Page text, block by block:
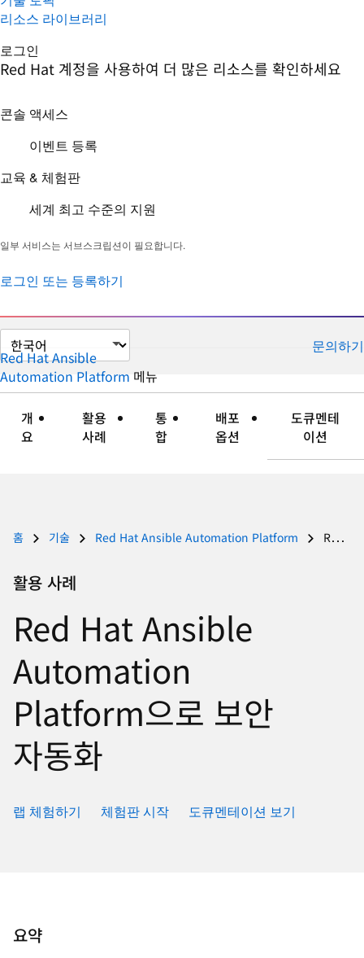
리소스 라이브러리
로그인
Red Hat 계정을 사용하여 더 많은 리소스를 확인하세요
콘솔 액세스
이벤트 등록
교육 & 체험판
세계 최고 수준의 지원
일부 서비스는 서브스크립션이 필요합니다.
로그인 또는 등록하기
페
이
지
언
문의하기
Red Hat Ansible
Automation Platform 메뉴
세
히
보
기
개
요
활용
사례
통
합
배포
옵션
도큐멘테
이션
홈 기술 Red Hat Ansible Automation Platform Red Hat Ansible Automation Platform으로 보안 자동화
활용 사례
Red Hat Ansible
Automation
Platform으로 보안
자동화
랩 체험하기 체험판 시작 도큐멘테이션 보기
요약